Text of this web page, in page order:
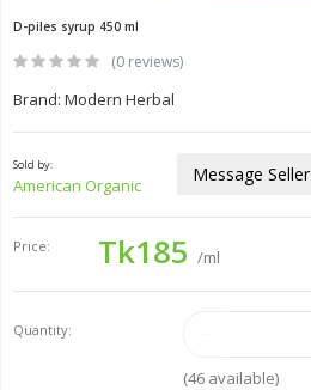
D-piles syrup 450 ml
(0 reviews)
Brand: Modern Herbal
Sold by:
American Organic Message Seller
Price: Tk185 /ml
Quantity:
(46available)